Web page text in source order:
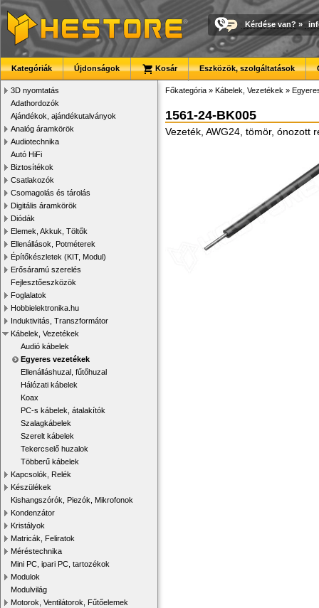
Kérdése van? »
Kategóriák Újdonságok Kosár Eszközök, szolgáltatások
3D nyomtatás
Adathordozók
Ajándékok, ajándékutalványok
Analóg áramkörök
Audiotechnika
Autó HiFi
Biztosítékok
Csatlakozók
Csomagolás és tárolás
Digitális áramkörök
Diódák
Elemek, Akkuk, Töltők
Ellenállások, Potméterek
Építőkészletek (KIT, Modul)
Erősáramú szerelés
Fejlesztőeszközök
Foglalatok
Hobbielektronika.hu
Induktivitás, Transzformátor
Kábelek, Vezetékek
Audió kábelek
Egyeres vezetékek
Ellenálláshuzal, fűtőhuzal
Hálózati kábelek
Koax
PC-s kábelek, átalakítók
Szalagkábelek
Szerelt kábelek
Tekercselő huzalok
Többerű kábelek
Kapcsolók, Relék
Készülékek
Kishangszórók, Piezók, Mikrofonok
Kondenzátor
Kristályok
Matricák, Feliratok
Méréstechnika
Mini PC, ipari PC, tartozékok
Modulok
Modulvilág
Motorok, Ventilátorok, Fűtőelemek
Főkategória » Kábelek, Vezetékek »
1561-24-BK005
Vezeték, AWG24, tömör, ónozott